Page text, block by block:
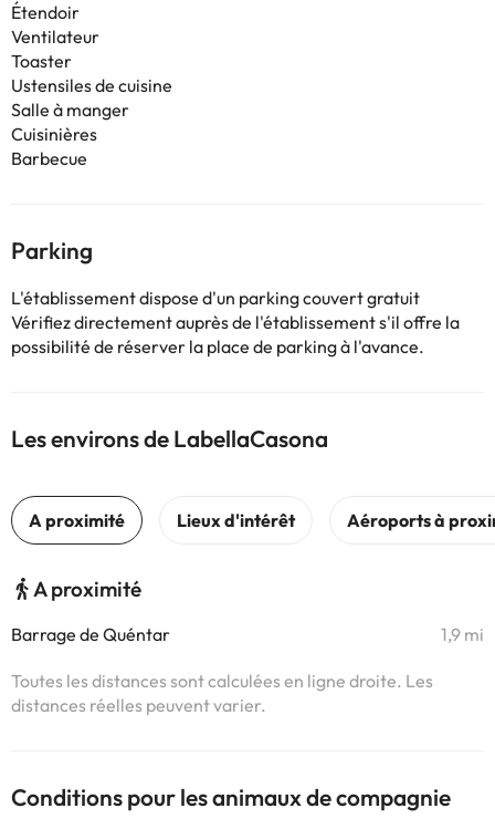
Étendoir
Ventilateur
Toaster
Ustensiles de cuisine
Salle à manger
Cuisinières
Barbecue
Parking
L'établissement dispose d'un parking couvert gratuit
Vérifiez directement auprès de l'établissement s'il offre la
possibilité de réserver la place de parking à l'avance.
Les environs de LabellaCasona
A proximité
Barrage de Quéntar 1,9 mi
Toutes les distances sont calculées en ligne droite. Les
distances réelles peuvent varier.
Conditions pour les animaux de compagnie